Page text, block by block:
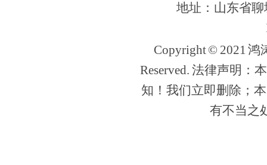
地址：山东省
Copyright © 2021
Reserved. 法律声明：
知！我们立即删除；
有不当之